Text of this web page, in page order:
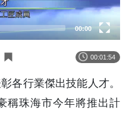
00:00
00:01:54
各行業傑出技能人才。
稱珠海市今年將推出計